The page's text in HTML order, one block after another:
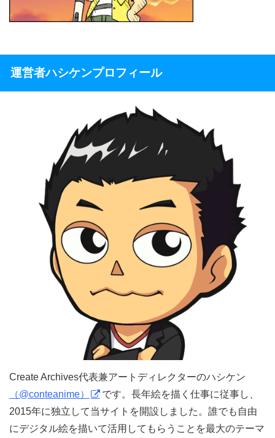
運営者ハシケンプロフィール
Create Archives代表兼アートディレクターのハシケン
（@conteanime）
です。長年絵を描く仕事に従事し、
2015年に独立して当サイトを開設しました。誰でも自由
にデジタル絵を描いて活用してもらうことを最大のテーマ